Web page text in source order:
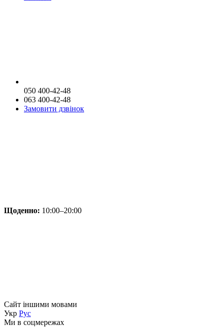
050 400-42-48
063 400-42-48
Замовити дзвінок
Щоденно: 10:00–20:00
Сайт іншими мовами
Укр Рус
Ми в соцмережах